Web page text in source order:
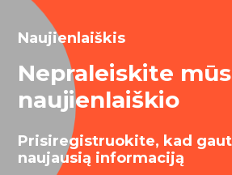
Naujienlaiškis
Nepraleiskite
naujienlaiškio
Prisiregistruokite, kad
naujausią informaciją